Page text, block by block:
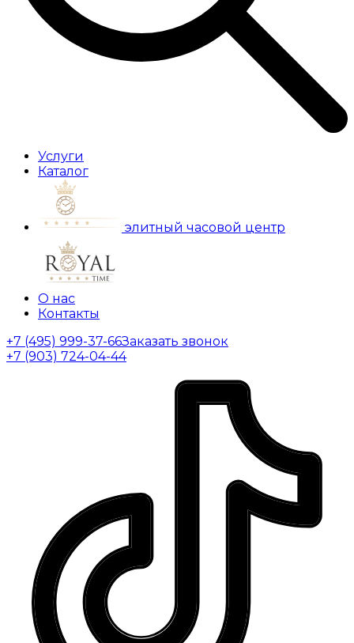
Услуги
Каталог
элитный часовой центр
О нас
Контакты
+7 (495) 999-37-66Заказать звонок
+7 (903) 724-04-44